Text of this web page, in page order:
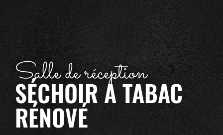
Salle de réception
SÉCHOIR A TABAC
RÉNOVÉ